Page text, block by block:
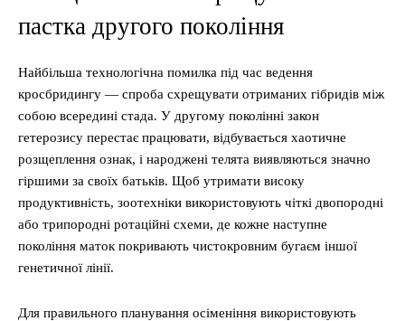
пастка другого покоління
Найбільша технологічна помилка під час ведення
кросбридингу — спроба схрещувати отриманих гібридів між
собою всередині стада. У другому поколінні закон
гетерозису перестає працювати, відбувається хаотичне
розщеплення ознак, і народжені телята виявляються значно
гіршими за своїх батьків. Щоб утримати високу
продуктивність, зоотехніки використовують чіткі двопородні
або трипородні ротаційні схеми, де кожне наступне
покоління маток покривають чистокровним бугаєм іншої
генетичної лінії.
Для правильного планування осіменіння використовують